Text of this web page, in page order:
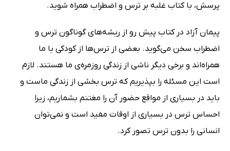
پرسش، با کتاب غلبه بر ترس و اضطراب همراه شوید.
پیمان آزاد در کتاب پیش رو از ریشه‌های گوناگون ترس و
اضطراب سخن می‌گوید. بعضی از ترس‌ها از کودکی با ما
همراه‌اند و برخی دیگر ناشی از زندگی روزمره‌ی ما هستند. لازم
است این مسئله را بپذیریم که ترس بخشی از زندگی ماست و
باید در بسیاری از مواقع حضور آن را مغتنم بشماریم، زیرا
احساس ترس در بسیاری از اوقات مفید است و نمی‌توان
انسانی را بدون ترس تصور کرد.